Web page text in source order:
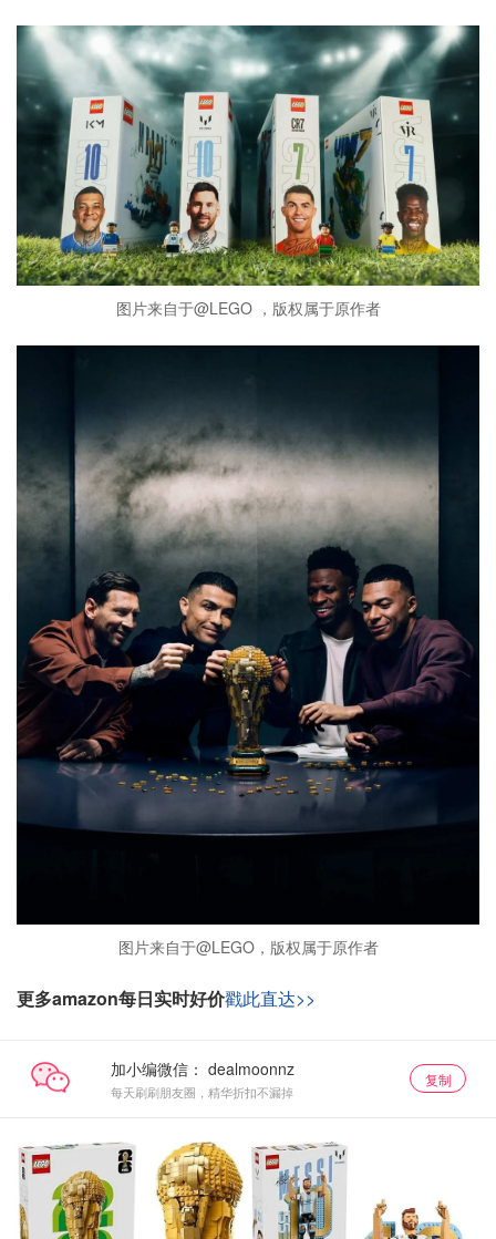
图片来自于@LEGO ，版权属于原作者
图片来自于@LEGO，版权属于原作者
更多amazon每日实时好价戳此直达>>
加小编微信：
每天刷刷朋友圈，精华折扣不漏掉
复制